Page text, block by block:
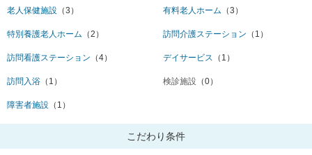
老人保健施設 （3） 有料老人ホーム （3）
特別養護老人ホーム （2） 訪問介護ステーション （1）
訪問看護ステーション （4） デイサービス （1）
訪問入浴 （1） 検診施設 （0）
障害者施設 （1）
こだわり条件